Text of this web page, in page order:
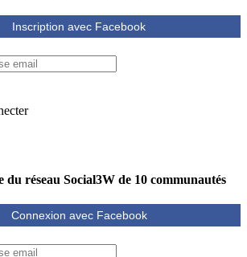
du réseau Social3W de 10 communautés